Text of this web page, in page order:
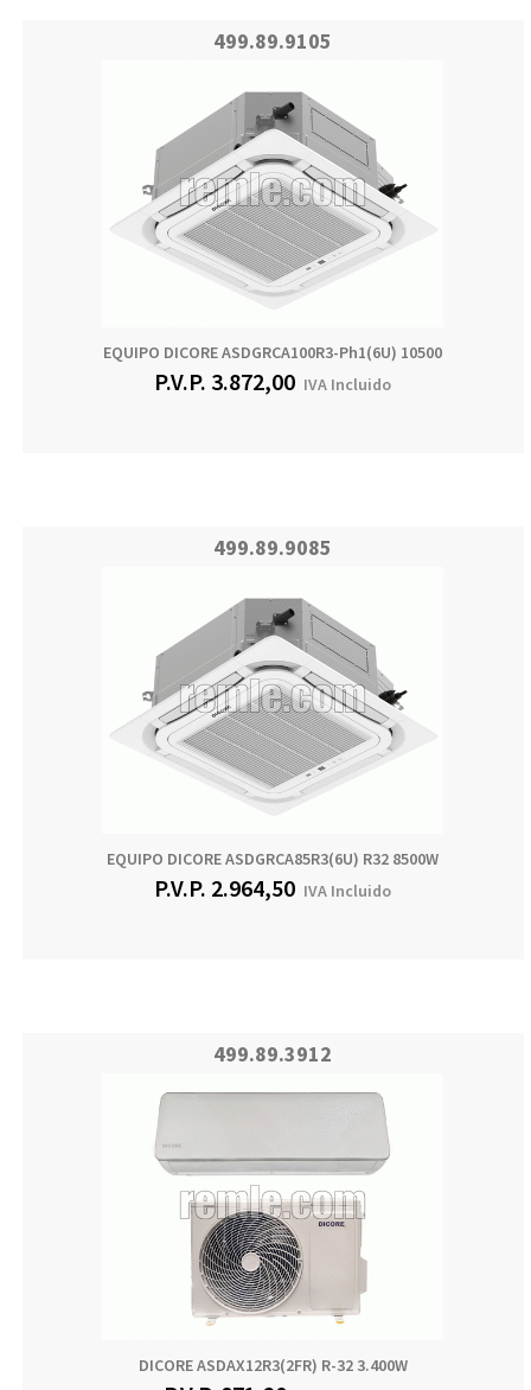
499.89.9105
EQUIPO DICORE ASDGRCA100R3-Ph1(6U) 10500
P.V.P. 3.872,00 IVA Incluido
499.89.9085
EQUIPO DICORE ASDGRCA85R3(6U) R32 8500W
P.V.P. 2.964,50 IVA Incluido
499.89.3912
DICORE ASDAX12R3(2FR) R-32 3.400W